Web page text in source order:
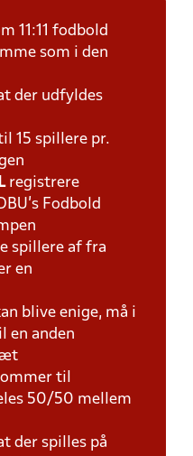
11:11 fodbold
som i den
der udfyldes
15 spillere pr.
registrere
Fodbold
spillere af fra
en
blive enige, må i
en anden
til
50/50 mellem
der spilles på